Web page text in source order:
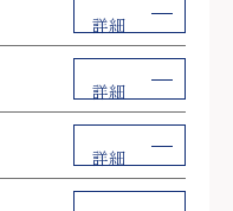
詳細
詳細
詳細